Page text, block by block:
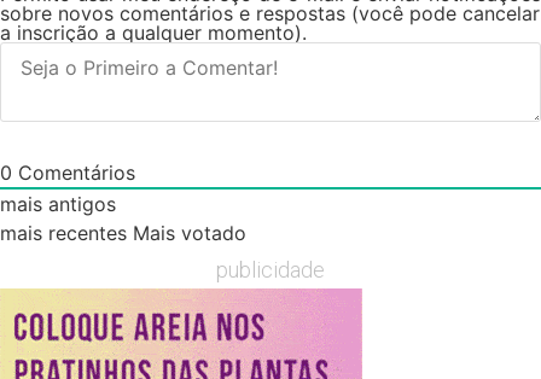
sobre novos comentários e respostas (você pode cancelar
a inscrição a qualquer momento).
0 Comentários
mais antigos
mais recentes Mais votado
publicidade